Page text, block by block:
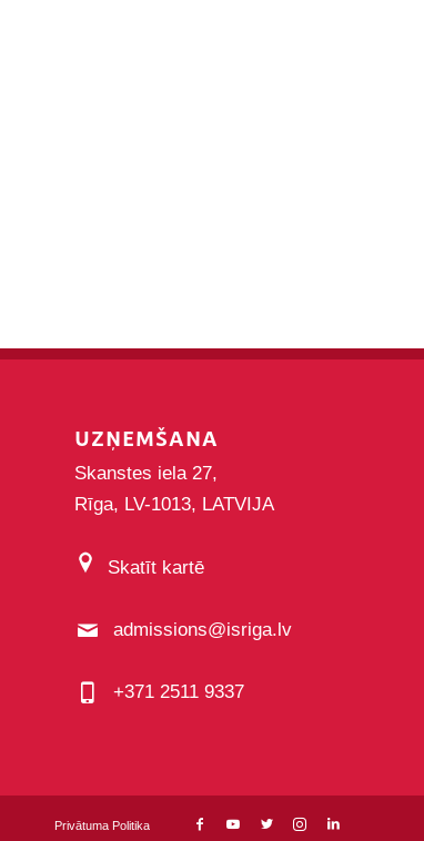
UZŅEMŠANA
Skanstes iela 27,
Rīga, LV-1013, LATVIJA
Skatīt kartē
admissions@isriga.lv
+371 2511 9337
Privātuma Politika